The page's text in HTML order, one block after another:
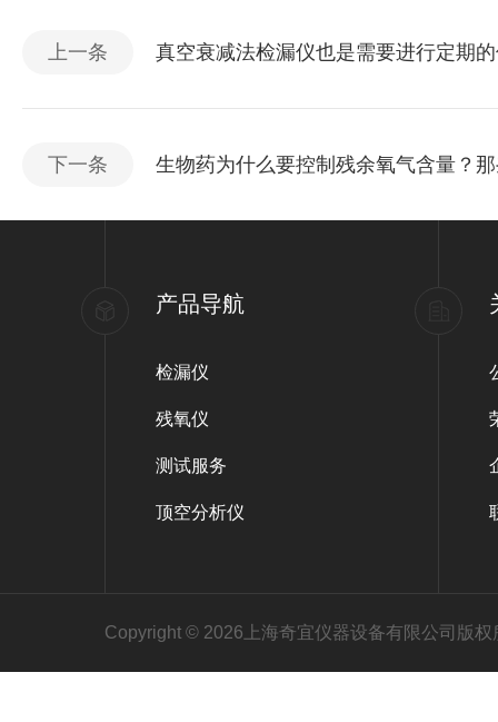
上一条 真空衰减法检漏仪也是需要进行定期
下一条 生物药为什么要控制残余氧气含量？
产品导航
检漏仪
残氧仪
测试服务
顶空分析仪
Copyright © 2026上海奇宜仪器设备有限公司版